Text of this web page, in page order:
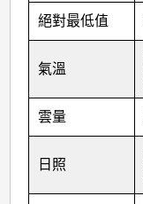
絕對最低值
氣溫
雲量
日照